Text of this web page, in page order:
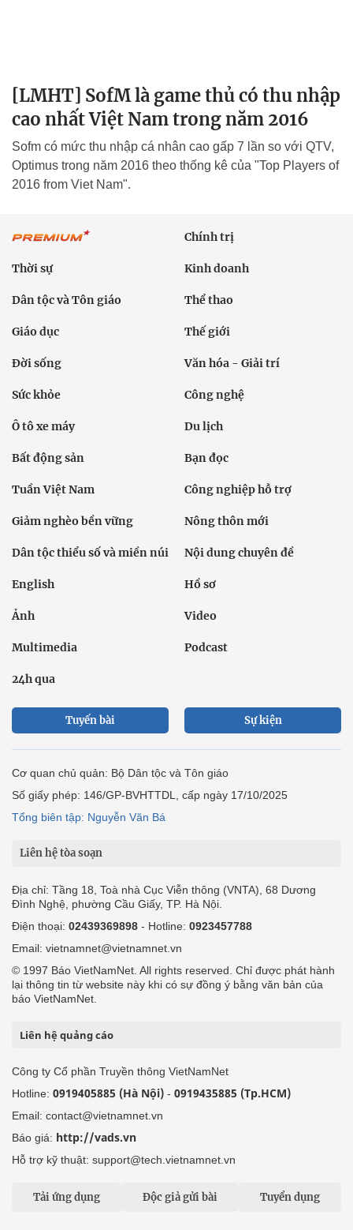
[LMHT] SofM là game thủ có thu nhập
cao nhất Việt Nam trong năm 2016
Sofm có mức thu nhập cá nhân cao gấp 7 lần so với QTV,
Optimus trong năm 2016 theo thống kê của "Top Players of
2016 from Viet Nam".
Chính trị
Thời sự Kinh doanh
Dân tộc và Tôn giáo Thể thao
Giáo dục Thế giới
Đời sống Văn hóa - Giải trí
Sức khỏe Công nghệ
Ô tô xe máy Du lịch
Bất động sản Bạn đọc
Tuần Việt Nam Công nghiệp hỗ trợ
Giảm nghèo bền vững Nông thôn mới
Dân tộc thiểu số và miền núi Nội dung chuyên đề
English Hồ sơ
Ảnh Video
Multimedia Podcast
24h qua
Tuyến bài Sự kiện
Cơ quan chủ quản: Bộ Dân tộc và Tôn giáo
Số giấy phép: 146/GP-BVHTTDL, cấp ngày 17/10/2025
Tổng biên tập: Nguyễn Văn Bá
Liên hệ tòa soạn
Địa chỉ: Tầng 18, Toà nhà Cục Viễn thông (VNTA), 68 Dương
Đình Nghệ, phường Cầu Giấy, TP. Hà Nội.
Điện thoại: 02439369898 - Hotline: 0923457788
Email: vietnamnet@vietnamnet.vn
© 1997 Báo VietNamNet. All rights reserved. Chỉ được phát hành
lại thông tin từ website này khi có sự đồng ý bằng văn bản của
báo VietNamNet.
Liên hệ quảng cáo
Công ty Cổ phần Truyền thông VietNamNet
Hotline: 0919405885 (Hà Nội) - 0919435885 (Tp.HCM)
Email: contact@vietnamnet.vn
Báo giá: http://vads.vn
Hỗ trợ kỹ thuật: support@tech.vietnamnet.vn
Tải ứng dụng Độc giả gửi bài Tuyển dụng